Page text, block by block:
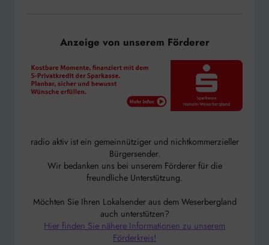
Anzeige von unserem Förderer
radio aktiv ist ein gemeinnütziger und nichtkommerzieller
Bürgersender.
Wir bedanken uns bei unserem Förderer für die
freundliche Unterstützung.
Möchten Sie Ihren Lokalsender aus dem Weserbergland
auch unterstützen?
Hier finden Sie nähere Informationen zu unserem
Förderkreis!